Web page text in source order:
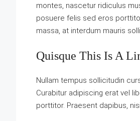
montes, nascetur ridiculus
posuere felis sed eros
massa, at interdum mauris
Quisque This Is A
Nullam tempus sollicitudin
Curabitur adipiscing erat vel
porttitor. Praesent dapibus,